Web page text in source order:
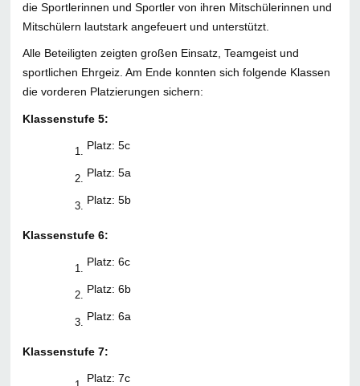
die Sportlerinnen und Sportler von ihren Mitschülerinnen und
Mitschülern lautstark angefeuert und unterstützt.
Alle Beteiligten zeigten großen Einsatz, Teamgeist und
sportlichen Ehrgeiz. Am Ende konnten sich folgende Klassen
die vorderen Platzierungen sichern:
Klassenstufe 5:
Platz: 5c
Platz: 5a
Platz: 5b
Klassenstufe 6:
Platz: 6c
Platz: 6b
Platz: 6a
Klassenstufe 7:
Platz: 7c